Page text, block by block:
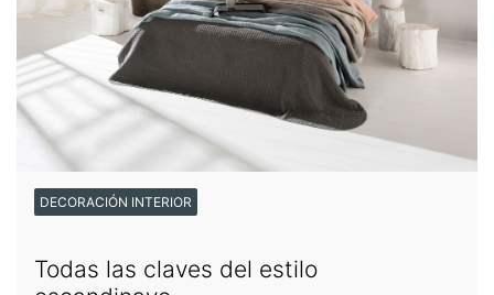
DECORACIÓN INTERIOR
Todas las claves del estilo